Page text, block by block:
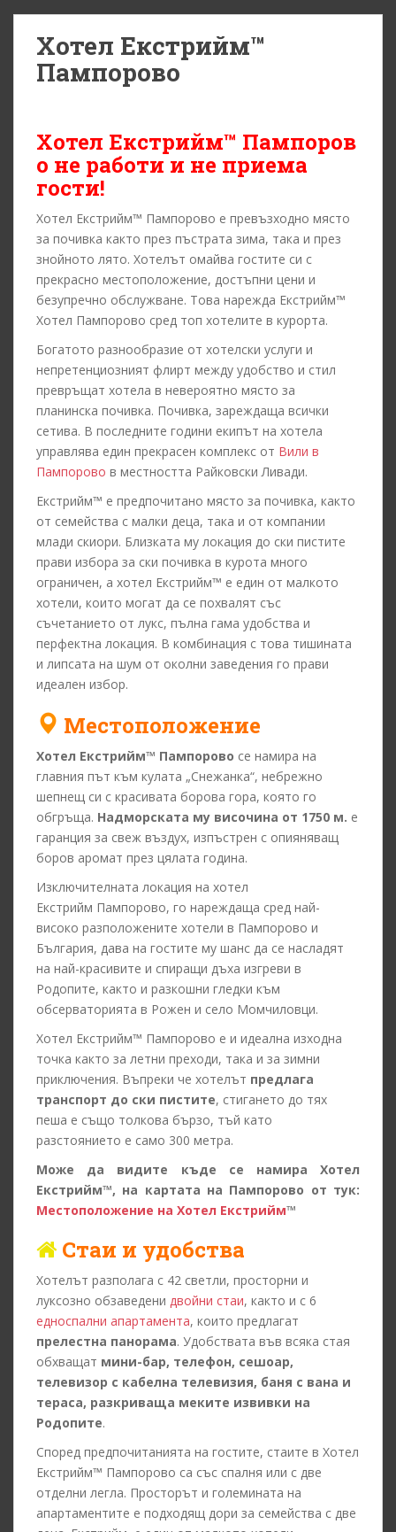
Хотел Екстрийм™
Пампорово
Хотел Екстрийм™ Пампоров
о не работи и не приема
гости!
Хотел Екстрийм™ Пампорово е превъзходно място
за почивка както през пъстрата зима, така и през
знойното лято. Хотелът омайва гостите си с
прекрасно местоположение, достъпни цени и
безупречно обслужване. Това нарежда Екстрийм™
Хотел Пампорово сред топ хотелите в курорта.
Богатото разнообразие от хотелски услуги и
непретенциозният флирт между удобство и стил
превръщат хотела в невероятно място за
планинска почивка. Почивка, зареждаща всички
сетива. В последните години екипът на хотела
управлява един прекрасен комплекс от Вили в
Пампорово в местността Райковски Ливади.
Екстрийм™ е предпочитано място за почивка, както
от семейства с малки деца, така и от компании
млади скиори. Близката му локация до ски пистите
прави избора за ски почивка в курота много
ограничен, а хотел Екстрийм™ е един от малкото
хотели, които могат да се похвалят със
съчетанието от лукс, пълна гама удобства и
перфектна локация. В комбинация с това тишината
и липсата на шум от околни заведения го прави
идеален избор.
Местоположение
Хотел Екстрийм™ Пампорово се намира на
главния път към кулата „Снежанка“, небрежно
шепнещ си с красивата борова гора, която го
обгръща. Надморската му височина от 1750 м. е
гаранция за свеж въздух, изпъстрен с опияняващ
боров аромат през цялата година.
Изключителната локация на хотел
Екстрийм Пампорово, го нареждаща сред най-
високо разположените хотели в Пампорово и
България, дава на гостите му шанс да се насладят
на най-красивите и спиращи дъха изгреви в
Родопите, както и разкошни гледки към
обсерваторията в Рожен и село Момчиловци.
Хотел Екстрийм™ Пампорово е и идеална изходна
точка както за летни преходи, така и за зимни
приключения. Въпреки че хотелът предлага
транспорт до ски пистите, стигането до тях
пеша е също толкова бързо, тъй като
разстоянието е само 300 метра.
Може да видите къде се намира Хотел
Екстрийм™, на картата на Пампорово от тук:
Местоположение на Хотел Екстрийм™
Стаи и удобства
Хотелът разполага с 42 светли, просторни и
луксозно обзаведени двойни стаи, както и с 6
едноспални апартаментa, които предлагат
прелестна панорама. Удобствата във всяка стая
обхващат мини-бар, телефон, сешоар,
телевизор с кабелна телевизия, баня с вана и
тераса, разкриваща меките извивки на
Родопите.
Според предпочитанията на гостите, стаите в Хотел
Екстрийм™ Пампорово са със спалня или с две
отделни легла. Просторът и големината на
апартаментите е подходящ дори за семейства с две